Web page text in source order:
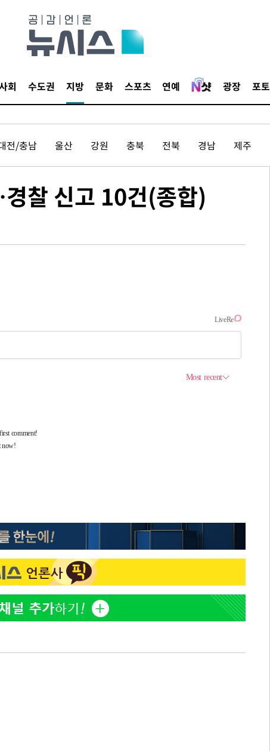
회 수도권 지방 문화 스포츠 연예 광장 포토
전/충남 울산 강원 충북 전북 경남 제주
찰 신고 10건(종합)
황기순 "원정 도박으로 전 재
산 잃고 필리핀 도피"
2
었는데…"
3
정부, 전 산업에 'AI 옷' 입힌다…AI 로봇 연
1000대 보급 추진
4